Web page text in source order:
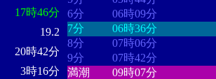
17時46分
19.2
20時42分
3時16分
6分
06時09分
7分
06時36分
8分
07時06分
9分
07時42分
満潮
09時07分